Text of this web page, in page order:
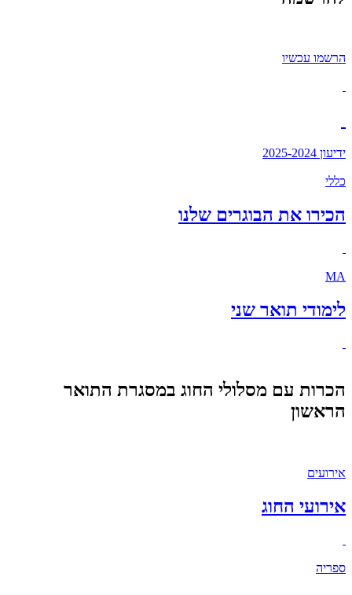
הרשמו עכשיו
ידיעון 2025-2024
כללי
הכירו את הבוגרים שלנו
MA
לימודי תואר שני
הכרות עם מסלולי החוג במסגרת התואר
הראשון
אירועים
אירועי החוג
ספריה